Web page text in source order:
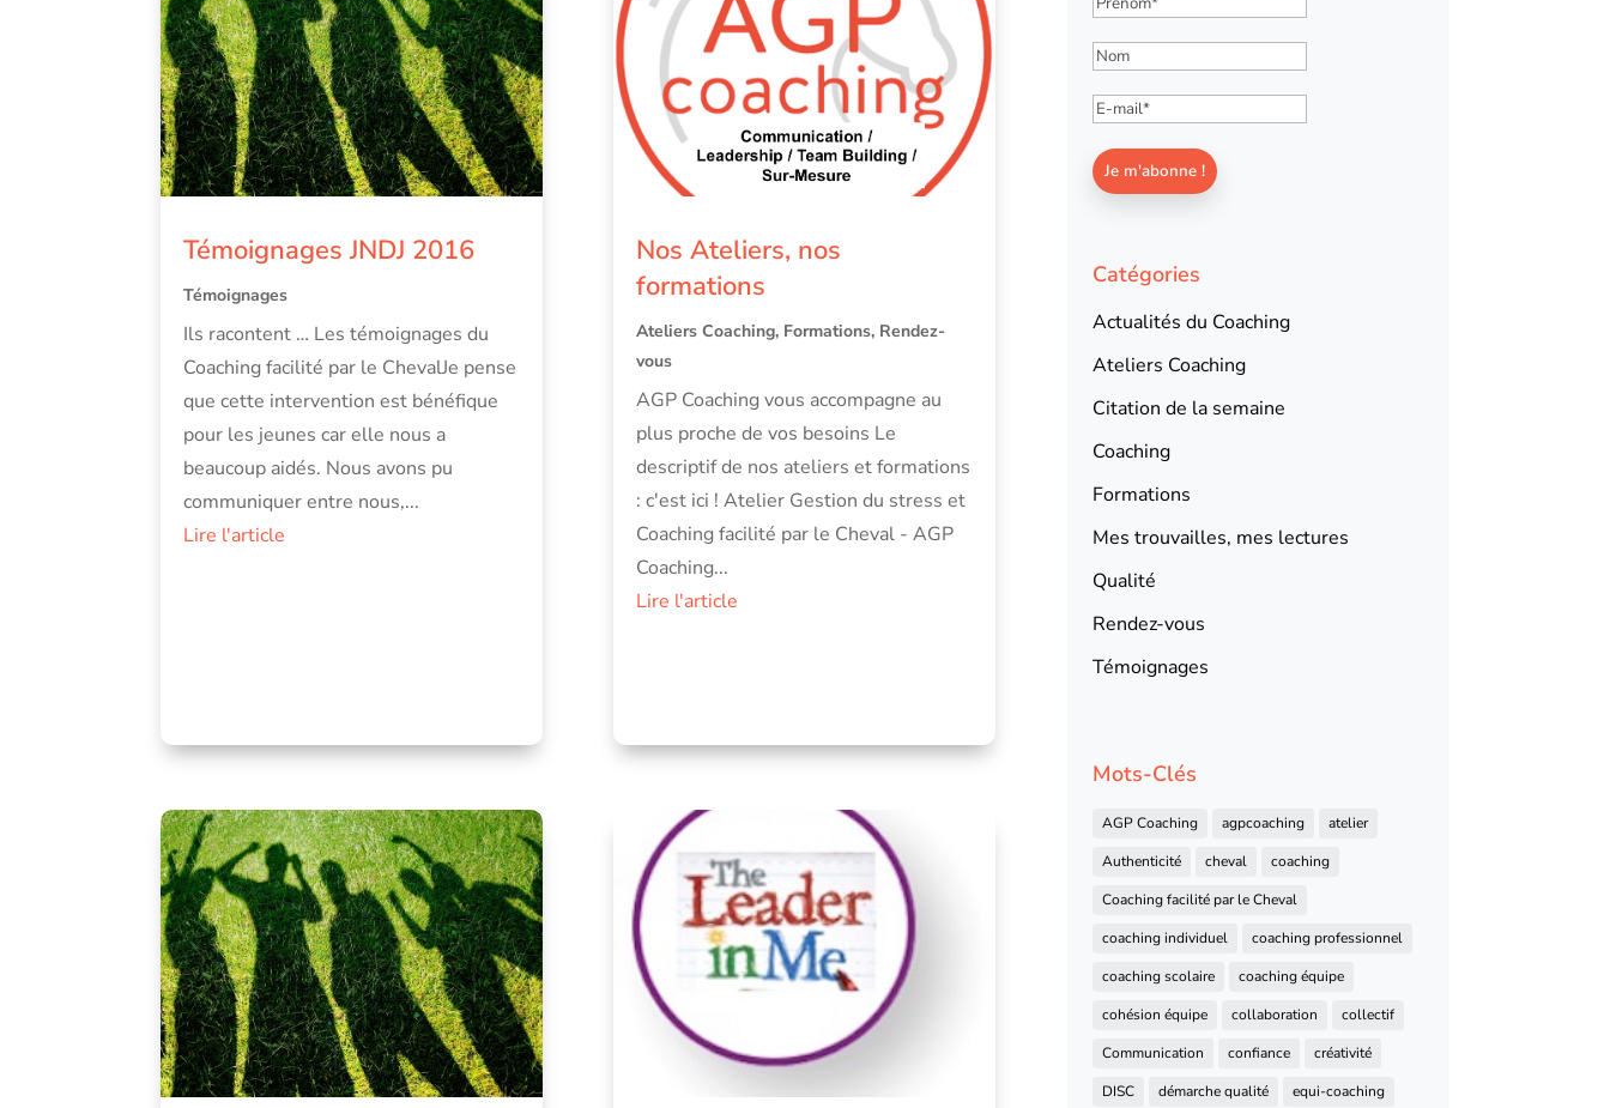
Témoignages JNDJ 2016
Témoignages
Ils racontent … Les témoignages du
Coaching facilité par le ChevalJe pense
que cette intervention est bénéfique
pour les jeunes car elle nous a
beaucoup aidés. Nous avons pu
communiquer entre nous,...
Lire l'article
Nos Ateliers, nos
formations
Ateliers Coaching, Formations, Rendez-
vous
AGP Coaching vous accompagne au
plus proche de vos besoins Le
descriptif de nos ateliers et formations
: c'est ici ! Atelier Gestion du stress et
Coaching facilité par le Cheval - AGP
Coaching...
Lire l'article
Catégories
Actualités du Coaching
Ateliers Coaching
Citation de la semaine
Coaching
Formations
Mes trouvailles, mes lectures
Qualité
Rendez-vous
Témoignages
Mots-Clés
AGP Coaching agpcoaching
atelier
Authenticité
cheval
coaching
Coaching facilité par le Cheval
coaching individuel
coaching professionnel
coaching scolaire
coaching équipe
cohésion équipe
collaboration
collectif
Communication
confiance
créativité
DISC
démarche qualité
equi-coaching